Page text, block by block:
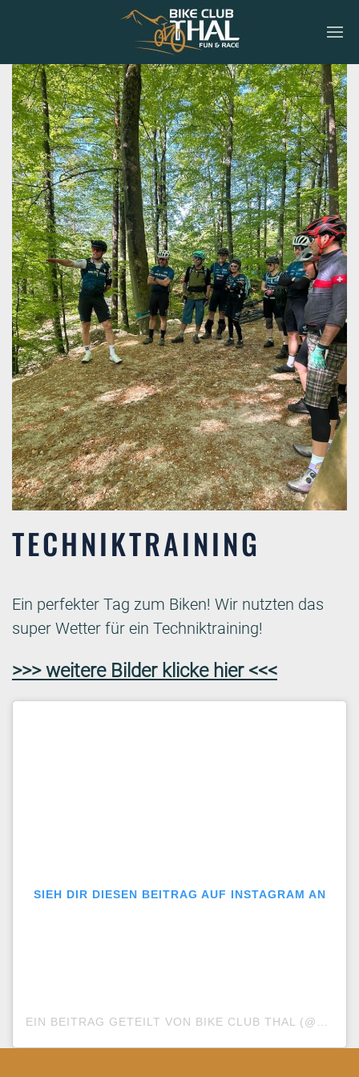
TECHNIKTRAINING
Ein perfekter Tag zum Biken! Wir nutzten das
super Wetter für ein Techniktraining!
>>> weitere Bilder klicke hier <<<
SIEH DIR DIESEN BEITRAG AUF INSTAGRAM AN
EIN BEITRAG GETEILT VON BIKE CLUB THAL (@BIKECLUBTHAL)